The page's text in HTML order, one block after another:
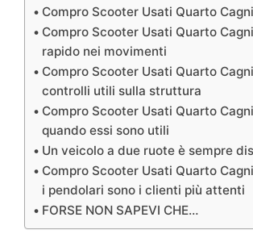
Compro Scooter Usati Quarto
Compro Scooter Usati Quarto
rapido nei movimenti
Compro Scooter Usati Quarto
controlli utili sulla struttura
Compro Scooter Usati Quarto
quando essi sono utili
Un veicolo a due ruote è sempre
Compro Scooter Usati Quarto
i pendolari sono i clienti più attenti
FORSE NON SAPEVI CHE…